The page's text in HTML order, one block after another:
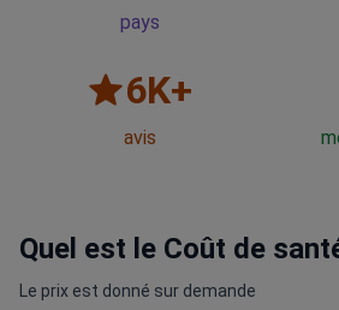
pays
6K+
avis
Quel est le Coût de
Le prix est donné sur demande